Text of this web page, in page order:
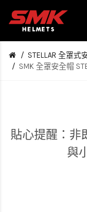
STELLAR 全罩式
SMK 全罩安全帽
貼心提醒：非
與